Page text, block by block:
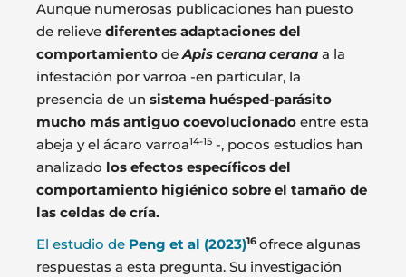
Aunque numerosas publicaciones han puesto
de relieve diferentes adaptaciones del
comportamiento deApis cerana cerana a la
infestación por varroa -en particular, la
presencia de un sistema huésped-parásito
mucho más antiguo coevolucionado entre esta
abeja y el ácaro varroa14-15 -, pocos estudios han
analizado los efectos específicos del
comportamiento higiénico sobre el tamaño de
las celdas de cría.
El estudio de Peng et al (2023)16 ofrece algunas
respuestas a esta pregunta. Su investigación